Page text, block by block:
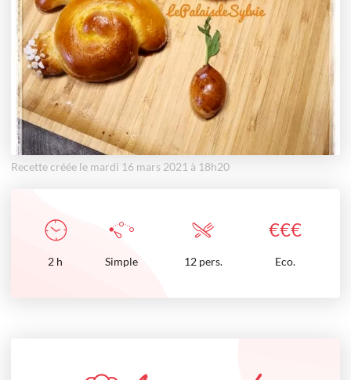
Recette créée le mardi 16 mars 2021 à 18h20
€€€
2 h Simple 12 pers. Eco.